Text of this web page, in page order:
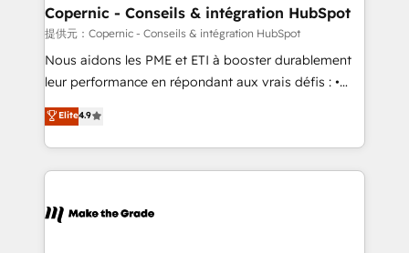
One company, one operating model, delivering
across offices and consulting teams in the UK, USA,
Canada, Germany, France, Belgium, Singapore, and
South Africa. Certified compliant with ISO/IEC
international offices and 175+ employees.
Copernic - Conseils & intégration HubSpot
提供元：Copernic - Conseils & intégration HubSpot
Nous aidons les PME et ETI à booster durablement
leur performance en répondant aux vrais défis : •
Intégration de HubSpot avec d’autres outils (ERP,
téléphonie, etc.) • Alignement des équipes grâce à un
outil et des données partagées • Amélioration de la
collecte et de l’analyse des données pour des
de la productivité des équipes Notre équipe de 30
Elite4.9